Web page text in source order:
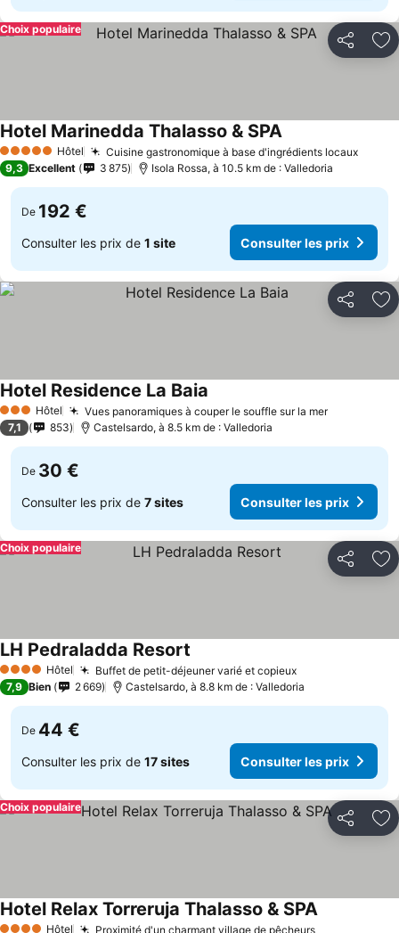
Partager
Choix populaire
5 Étoiles Hôtel Cuisine gastronomique à base d'ingrédients locaux
Hotel Marinedda Thalasso & SPA
9,3 Excellent 3 875 Isola Rossa, à 10.5 km de : Valledoria
De 192 €
Consulter les prix de 1 site Consulter les prix
Partager
3 ÉtoilesHôtel Vues panoramiques à couper le souffle sur la mer
Hotel Residence La Baia
7,1 853 Castelsardo, à 8.5 km de : Valledoria
De 30 €
Consulter les prix de 7 sites Consulter les prix
Partager
Choix populaire
4 Étoiles Hôtel Buffet de petit-déjeuner varié et copieux
LH Pedraladda Resort
7,9 Bien 2 669 Castelsardo, à 8.8 km de : Valledoria
De 44 €
Consulter les prix de 17 sites Consulter les prix
Partager
Choix populaire
Hôtel Proximité d'un charmant village de pêcheurs
Hotel Relax Torreruja Thalasso & SPA